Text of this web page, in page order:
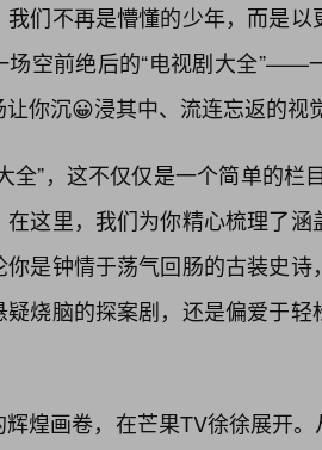
我们不再是懵懂的少年，而是
场空前绝后的“电视剧大全”——
你沉😀浸其中、流连忘返的视
全”，这不仅仅是一个简单的
在这里，我们为你精心梳理了
你是钟情于荡气回肠的古装史
疑烧脑的探案剧，还是偏爱于
辉煌画卷，在芒果TV徐徐展开